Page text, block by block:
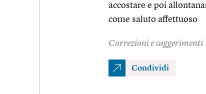
accostare e poi
come saluto affettuoso
Correzioni e suggerimenti
Condividi